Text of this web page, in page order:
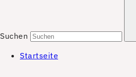
Suchen
Startseite